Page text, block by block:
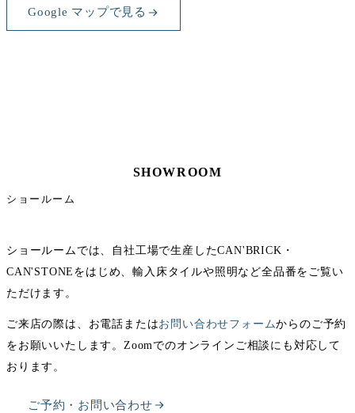
Google マップで見る
SHOWROOM
ショールーム
ショールームでは、自社工場で生産したCAN'BRICK・
CAN'STONEをはじめ、輸入床タイルや照明など全品番をご覧い
ただけます。
ご来店の際は、お電話またはお問い合わせフォームからのご予約
をお願いいたします。Zoomでのオンラインご相談にも対応して
おります。
ご予約・お問い合わせ